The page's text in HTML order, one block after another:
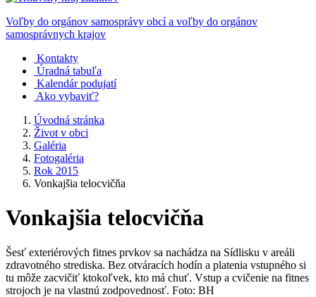
Voľby do orgánov samosprávy obcí a voľby do orgánov
samosprávnych krajov
Kontakty
Úradná tabuľa
Kalendár podujatí
Ako vybaviť?
Úvodná stránka
Život v obci
Galéria
Fotogaléria
Rok 2015
Vonkajšia telocvičňa
Vonkajšia telocvičňa
Šesť exteriérových fitnes prvkov sa nachádza na Sídlisku v areáli
zdravotného strediska. Bez otváracích hodín a platenia vstupného si
tu môže zacvičiť ktokoľvek, kto má chuť. Vstup a cvičenie na fitnes
strojoch je na vlastnú zodpovednosť. Foto: BH